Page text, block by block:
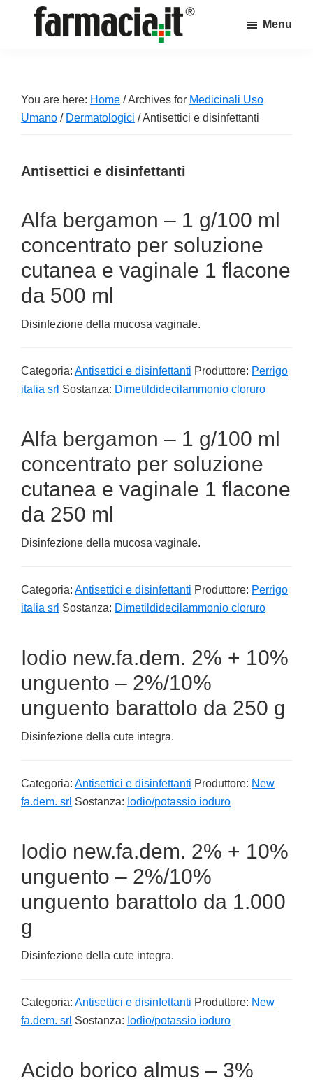
sul
mondo
online
Menu
You are here: Home /Archives for Medicinali Uso
Umano / Dermatologici /Antisettici e disinfettanti
Antisettici e disinfettanti
Alfa bergamon – 1 g/100 ml
concentrato per soluzione
cutanea e vaginale 1 flacone
da 500 ml
Disinfezione della mucosa vaginale.
Categoria: Antisettici e disinfettanti Produttore: Perrigo
italia srl Sostanza: Dimetildidecilammonio cloruro
Alfa bergamon – 1 g/100 ml
concentrato per soluzione
cutanea e vaginale 1 flacone
da 250 ml
Disinfezione della mucosa vaginale.
Categoria: Antisettici e disinfettanti Produttore: Perrigo
italia srl Sostanza: Dimetildidecilammonio cloruro
Iodio new.fa.dem. 2% + 10%
unguento – 2%/10%
unguento barattolo da 250 g
Disinfezione della cute integra.
Categoria: Antisettici e disinfettanti Produttore: New
fa.dem. srl Sostanza: Iodio/potassio ioduro
Iodio new.fa.dem. 2% + 10%
unguento – 2%/10%
unguento barattolo da 1.000
g
Disinfezione della cute integra.
Categoria: Antisettici e disinfettanti Produttore: New
fa.dem. srl Sostanza: Iodio/potassio ioduro
Acido borico almus – 3%